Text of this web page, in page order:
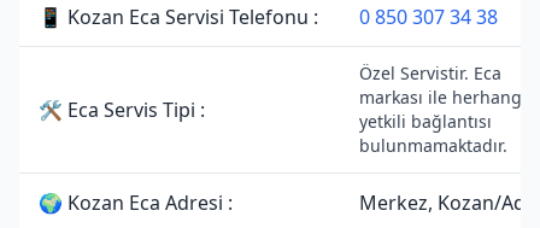
📱 Kozan Eca Servisi Telefonu : 0 850 307 34 38
🛠 Eca Servis Tipi :
Özel Servistir. Eca
markası ile herhangi
yetkili bağlantısı
bulunmamaktadır.
🌍 Kozan Eca Adresi : Merkez, Kozan/